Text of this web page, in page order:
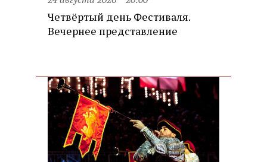
Четвёртый день Фестиваля.
Вечернее представление